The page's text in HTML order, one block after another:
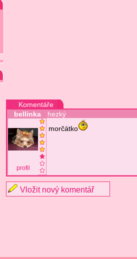
Komentáře
bellinka
hezký
profil
morčátko
Vložit nový komentář